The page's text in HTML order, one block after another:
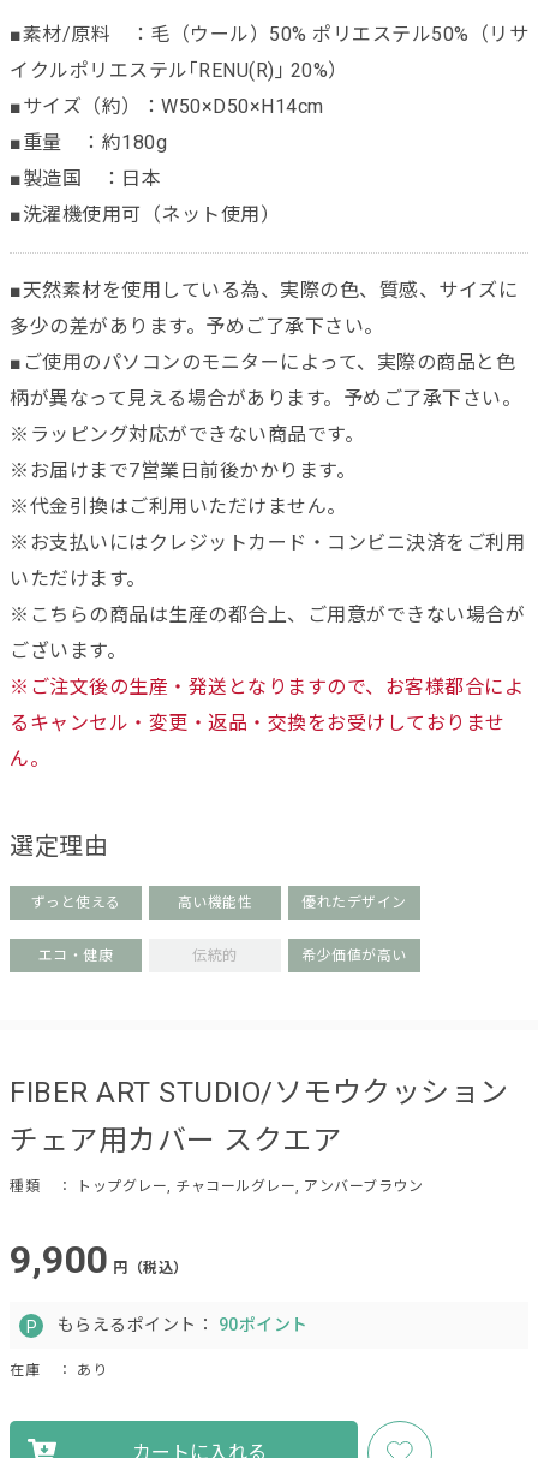
■素材/原料 ：毛（ウール）50% ポリエステル50%（リサ
イクルポリエステル｢RENU(R)｣ 20%）
■サイズ（約）：W50×D50×H14cm
■重量 ：約180g
■製造国 ：日本
■洗濯機使用可（ネット使用）
■天然素材を使用している為、実際の色、質感、サイズに
多少の差があります。予めご了承下さい。
■ご使用のパソコンのモニターによって、実際の商品と色
柄が異なって見える場合があります。予めご了承下さい。
※ラッピング対応ができない商品です。
※お届けまで7営業日前後かかります。
※代金引換はご利用いただけません。
※お支払いにはクレジットカード・コンビニ決済をご利用
いただけます。
※こちらの商品は生産の都合上、ご用意ができない場合が
ございます。
※ご注文後の生産・発送となりますので、お客様都合によ
るキャンセル・変更・返品・交換をお受けしておりませ
ん。
選定理由
ずっと使える 高い機能性 優れたデザイン
エコ・健康 伝統的 希少価値が高い
FIBER ART STUDIO/ソモウクッション
チェア用カバー スクエア
種類 ： トップグレー, チャコールグレー, アンバーブラウン
9,900 円（税込）
もらえるポイント： 90ポイント
在庫 ： あり
カートに入れる